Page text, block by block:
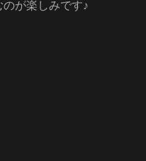
のが楽しみです♪